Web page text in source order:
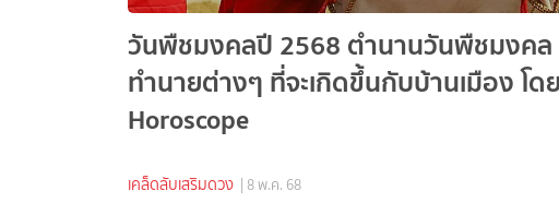
วันพืชมงคลปี 2568 ตำนานวันพืชมงคล
ทำนายต่างๆ ที่จะเกิดขึ้นกับบ้านเมือง โด
Horoscope
เคล็ดลับเสริมดวง | 8 พ.ค. 68